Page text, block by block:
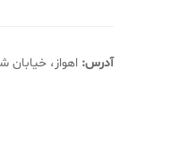
آدرس: اهواز،